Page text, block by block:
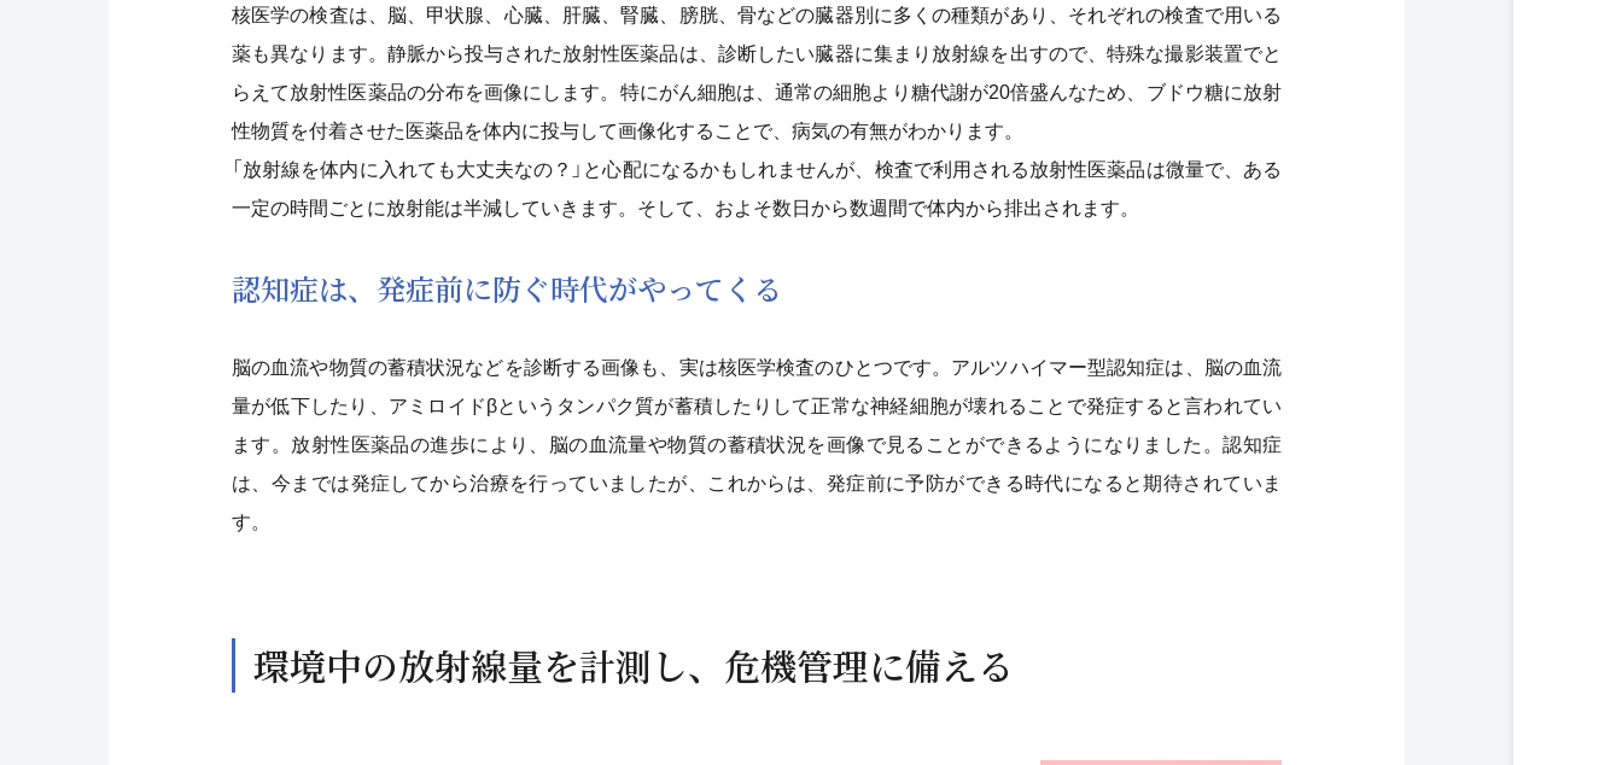
核医学の検査は、脳、甲状腺、心臓、肝臓、腎臓、膀胱、骨などの臓器別に多くの種類があり、それぞれの検査で用いる
薬も異なります。静脈から投与された放射性医薬品は、診断したい臓器に集まり放射線を出すので、特殊な撮影装置でと
らえて放射性医薬品の分布を画像にします。特にがん細胞は、通常の細胞より糖代謝が20倍盛んなため、ブドウ糖に放射
性物質を付着させた医薬品を体内に投与して画像化することで、病気の有無がわかります。
「放射線を体内に入れても大丈夫なの？」と心配になるかもしれませんが、検査で利用される放射性医薬品は微量で、ある
一定の時間ごとに放射能は半減していきます。そして、およそ数日から数週間で体内から排出されます。
認知症は、発症前に防ぐ時代がやってくる
脳の血流や物質の蓄積状況などを診断する画像も、実は核医学検査のひとつです。アルツハイマー型認知症は、脳の血流
量が低下したり、アミロイドβというタンパク質が蓄積したりして正常な神経細胞が壊れることで発症すると言われてい
ます。放射性医薬品の進歩により、脳の血流量や物質の蓄積状況を画像で見ることができるようになりました。認知症
は、今までは発症してから治療を行っていましたが、これからは、発症前に予防ができる時代になると期待されていま
す。
環境中の放射線量を計測し、危機管理に備える